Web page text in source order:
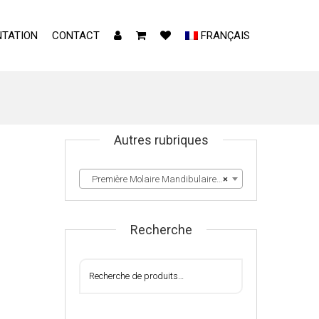
CONTACT FRANÇAIS
Autres rubriques
×
Première Molaire Mandibulaire Droite & Gauche
Recherche